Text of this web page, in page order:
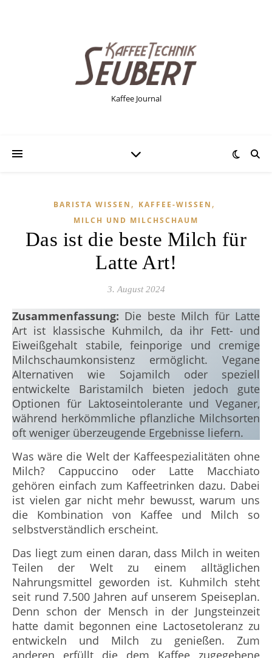
Kaffee Journal
BARISTA WISSEN , KAFFEE-WISSEN ,
MILCH UND MILCHSCHAUM
Das ist die beste Milch für
Latte Art!
3. August 2024
Zusammenfassung: Die beste Milch für Latte
Art ist klassische Kuhmilch, da ihr Fett- und
Eiweißgehalt stabile, feinporige und cremige
Milchschaumkonsistenz ermöglicht. Vegane
Alternativen wie Sojamilch oder speziell
entwickelte Baristamilch bieten jedoch gute
Optionen für Laktoseintolerante und Veganer,
während herkömmliche pflanzliche Milchsorten
oft weniger überzeugende Ergebnisse liefern.
Was wäre die Welt der Kaffeespezialitäten ohne
Milch? Cappuccino oder Latte Macchiato
gehören einfach zum Kaffeetrinken dazu. Dabei
ist vielen gar nicht mehr bewusst, warum uns
die Kombination von Kaffee und Milch so
selbstverständlich erscheint.
Das liegt zum einen daran, dass Milch in weiten
Teilen der Welt zu einem alltäglichen
Nahrungsmittel geworden ist. Kuhmilch steht
seit rund 7.500 Jahren auf unserem Speiseplan.
Denn schon der Mensch in der Jungsteinzeit
hatte damit begonnen eine Lactosetoleranz zu
entwickeln und Milch zu genießen. Zum
anderen erfüllt die dem Kaffee zugegebene